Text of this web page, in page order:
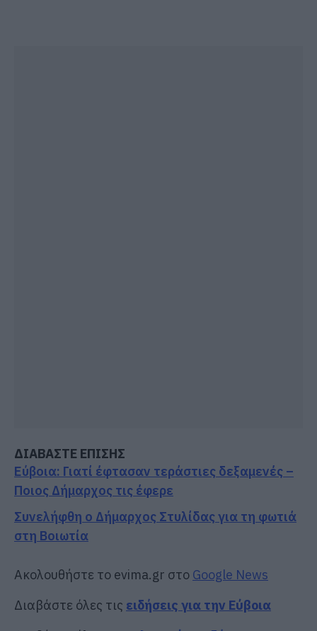
ΔΙΑΒΑΣΤΕ ΕΠΙΣΗΣ
Εύβοια: Γιατί έφτασαν τεράστιες δεξαμενές –
Ποιος Δήμαρχος τις έφερε
Συνελήφθη ο Δήμαρχος Στυλίδας για τη φωτιά
στη Βοιωτία
Ακολουθήστε το evima.gr στο Google News
Διαβάστε όλες τις ειδήσεις για την Εύβοια